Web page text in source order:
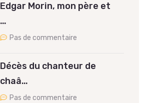
Edgar Morin, mon père et
…
Pas de commentaire
Décès du chanteur de
chaâ…
Pas de commentaire